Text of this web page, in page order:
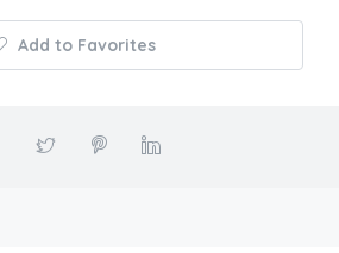
Add to Favorites